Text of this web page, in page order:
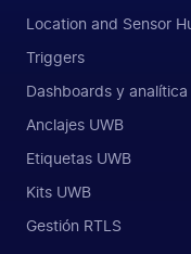
Location and Sensor
Triggers
Dashboards y analítica
Anclajes UWB
Etiquetas UWB
Kits UWB
Gestión RTLS